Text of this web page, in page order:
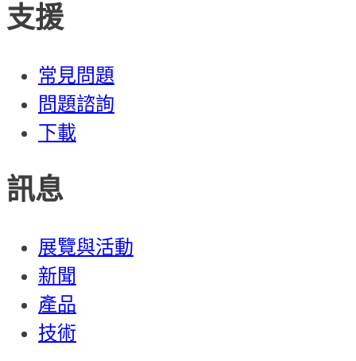
支援
常見問題
問題諮詢
下載
訊息
展覽與活動
新聞
產品
技術